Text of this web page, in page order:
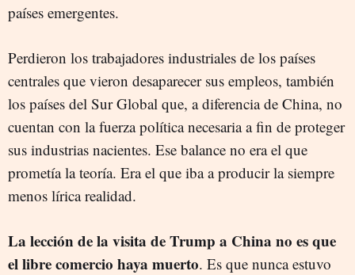
países emergentes.
Perdieron los trabajadores industriales de los países
centrales que vieron desaparecer sus empleos, también
los países del Sur Global que, a diferencia de China, no
cuentan con la fuerza política necesaria a fin de proteger
sus industrias nacientes. Ese balance no era el que
prometía la teoría. Era el que iba a producir la siempre
menos lírica realidad.
La lección de la visita de Trump a China no es que
el libre comercio haya muerto. Es que nunca estuvo